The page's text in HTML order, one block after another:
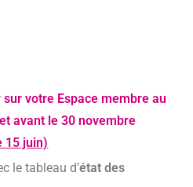
votre Espace membre au
avant le 30 novembre
15 juin)
le tableau d’état des